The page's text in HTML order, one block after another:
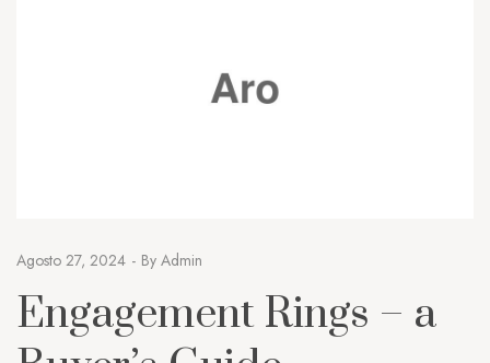
Agosto 27, 2024 By Admin
Engagement Rings – a